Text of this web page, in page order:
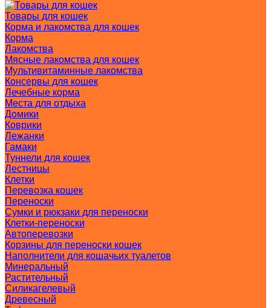
Товары для кошек
Корма и лакомства для кошек
Корма
Лакомства
Мясные лакомства для кошек
Мультивитаминные лакомства
Консервы для кошек
Лечебные корма
Места для отдыха
Домики
Коврики
Лежанки
Гамаки
Туннели для кошек
Лестницы
Клетки
Перевозка кошек
Переноски
Сумки и рюкзаки для переноски
Клетки-переноски
Автоперевозки
Корзины для переноски кошек
Наполнители для кошачьих туалетов
Минеральный
Растительный
Силикагелевый
Древесный